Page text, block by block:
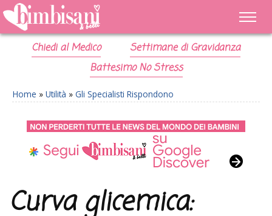
Chiedi al Medico
Settimane di Gravidanza
Battesimo No Stress
Home » Utilità » Gli Specialisti Rispondono
Curva glicemica: